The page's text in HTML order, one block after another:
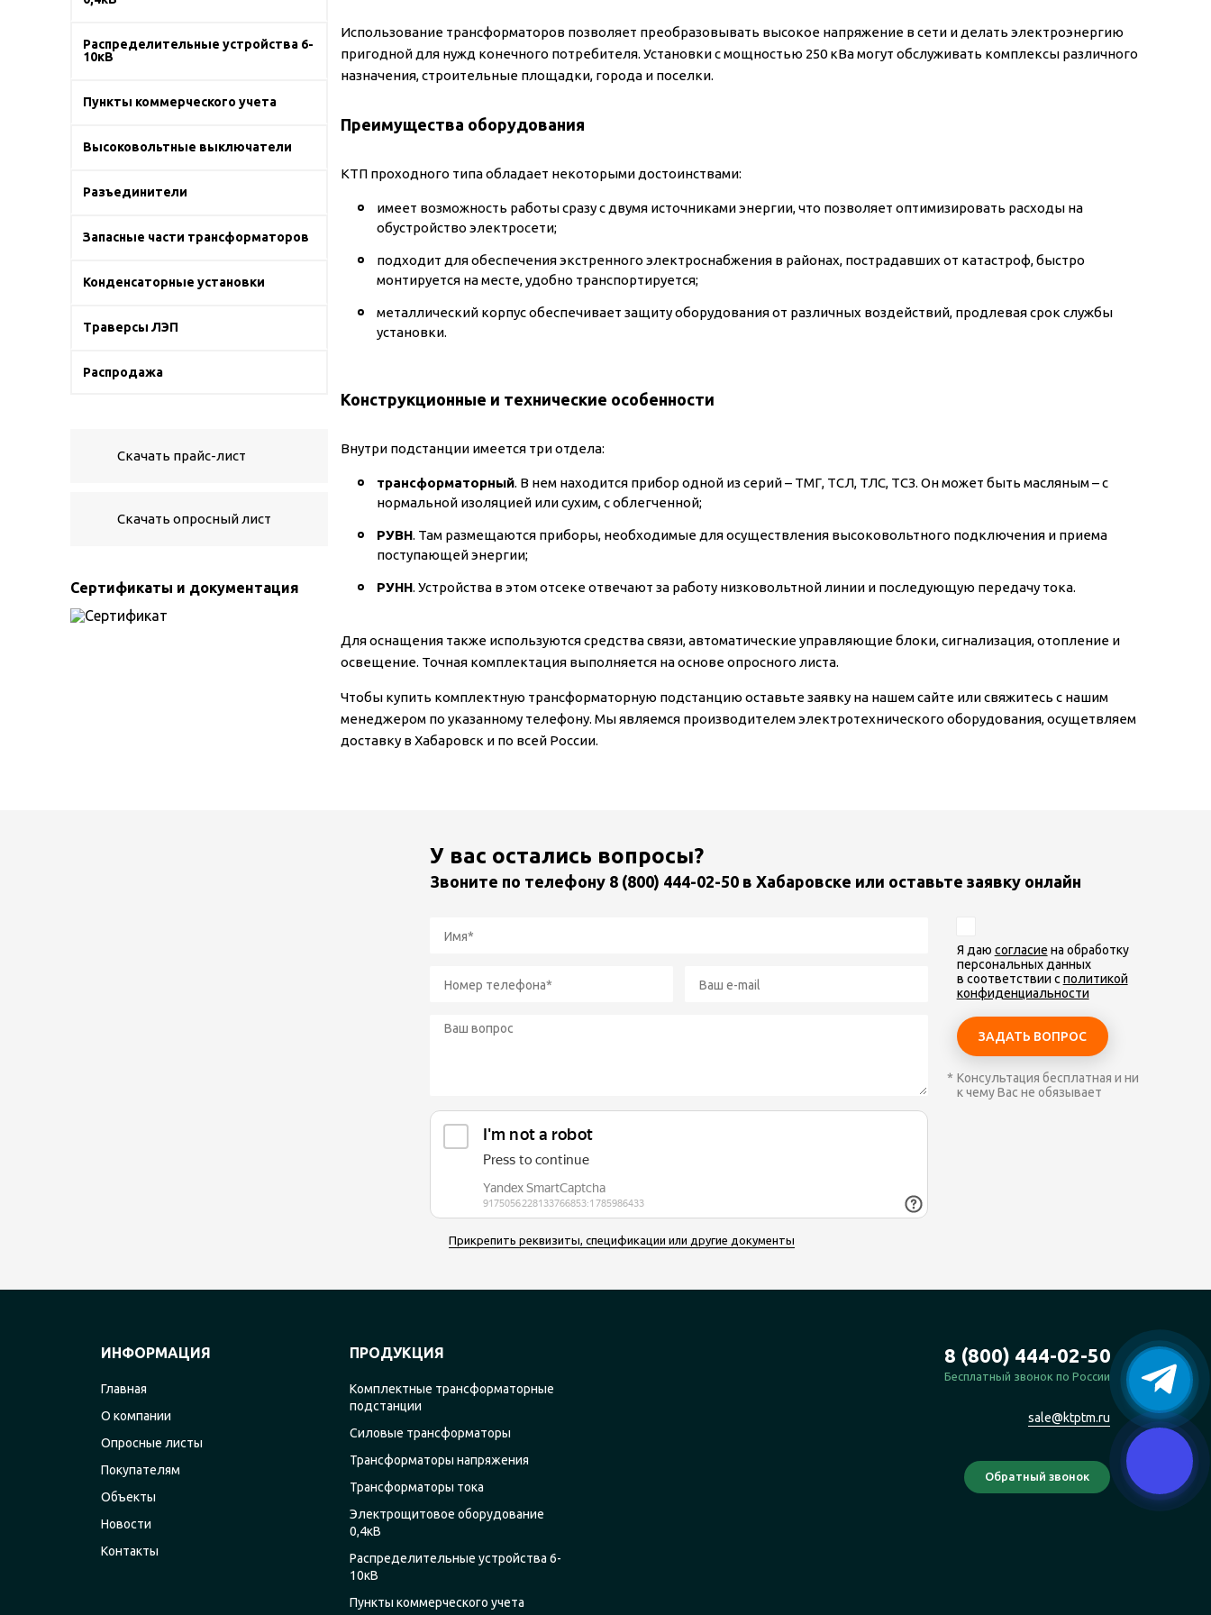
Распределительные устройства 6-
10кВ
Пункты коммерческого учета
Высоковольтные выключатели
Разъединители
Запасные части трансформаторов
Конденсаторные установки
Траверсы ЛЭП
Распродажа
Скачать прайс-лист
Скачать опросный лист
Сертификаты и документация
Использование трансформаторов позволяет преобразовывать высокое напряжение в сети и делать электроэнергию
пригодной для нужд конечного потребителя. Установки с мощностью 250 кВа могут обслуживать комплексы различного
назначения, строительные площадки, города и поселки.
Преимущества оборудования
КТП проходного типа обладает некоторыми достоинствами:
имеет возможность работы сразу с двумя источниками энергии, что позволяет оптимизировать расходы на
обустройство электросети;
подходит для обеспечения экстренного электроснабжения в районах, пострадавших от катастроф, быстро
монтируется на месте, удобно транспортируется;
металлический корпус обеспечивает защиту оборудования от различных воздействий, продлевая срок службы
установки.
Конструкционные и технические особенности
Внутри подстанции имеется три отдела:
трансформаторный. В нем находится прибор одной из серий – ТМГ, ТСЛ, ТЛС, ТСЗ. Он может быть масляным – с
нормальной изоляцией или сухим, с облегченной;
РУВН. Там размещаются приборы, необходимые для осуществления высоковольтного подключения и приема
поступающей энергии;
РУНН. Устройства в этом отсеке отвечают за работу низковольтной линии и последующую передачу тока.
Для оснащения также используются средства связи, автоматические управляющие блоки, сигнализация, отопление и
освещение. Точная комплектация выполняется на основе опросного листа.
Чтобы купить комплектную трансформаторную подстанцию оставьте заявку на нашем сайте или свяжитесь с нашим
менеджером по указанному телефону. Мы являемся производителем электротехнического оборудования, осущетвляем
доставку в Хабаровск и по всей России.
У вас остались вопросы?
Звоните по телефону 8 (800) 444-02-50 в Хабаровске или оставьте заявку онлайн
Прикрепить реквизиты, спецификации или другие документы
Я даю согласие на обработку
персональных данных
в соответствии с политикой
конфиденциальности
Консультация бесплатная и ни
к чему Вас не обязывает
8 (800) 444-02-50
Бесплатный звонок по России
sale@ktptm.ru
ИНФОРМАЦИЯ
Главная
О компании
Опросные листы
Покупателям
Объекты
Новости
Контакты
ПРОДУКЦИЯ
Комплектные трансформаторные
подстанции
Силовые трансформаторы
Трансформаторы напряжения
Трансформаторы тока
Электрощитовое оборудование
0,4кВ
Распределительные устройства 6-
10кВ
Пункты коммерческого учета